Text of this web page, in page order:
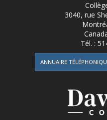
3040, rue
Tél. :
ANNUAIRE